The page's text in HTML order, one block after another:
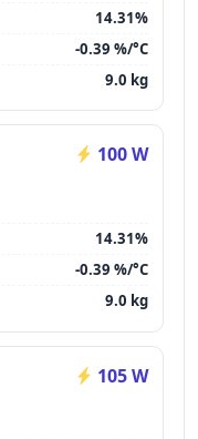
14.31%
-0.39 %/°C
9.0 kg
100 W
14.31%
-0.39 %/°C
9.0 kg
105 W